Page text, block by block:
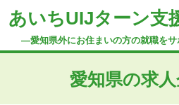
あいちUIJターン支
―愛知県外にお住まいの方の就職を
愛知県の求